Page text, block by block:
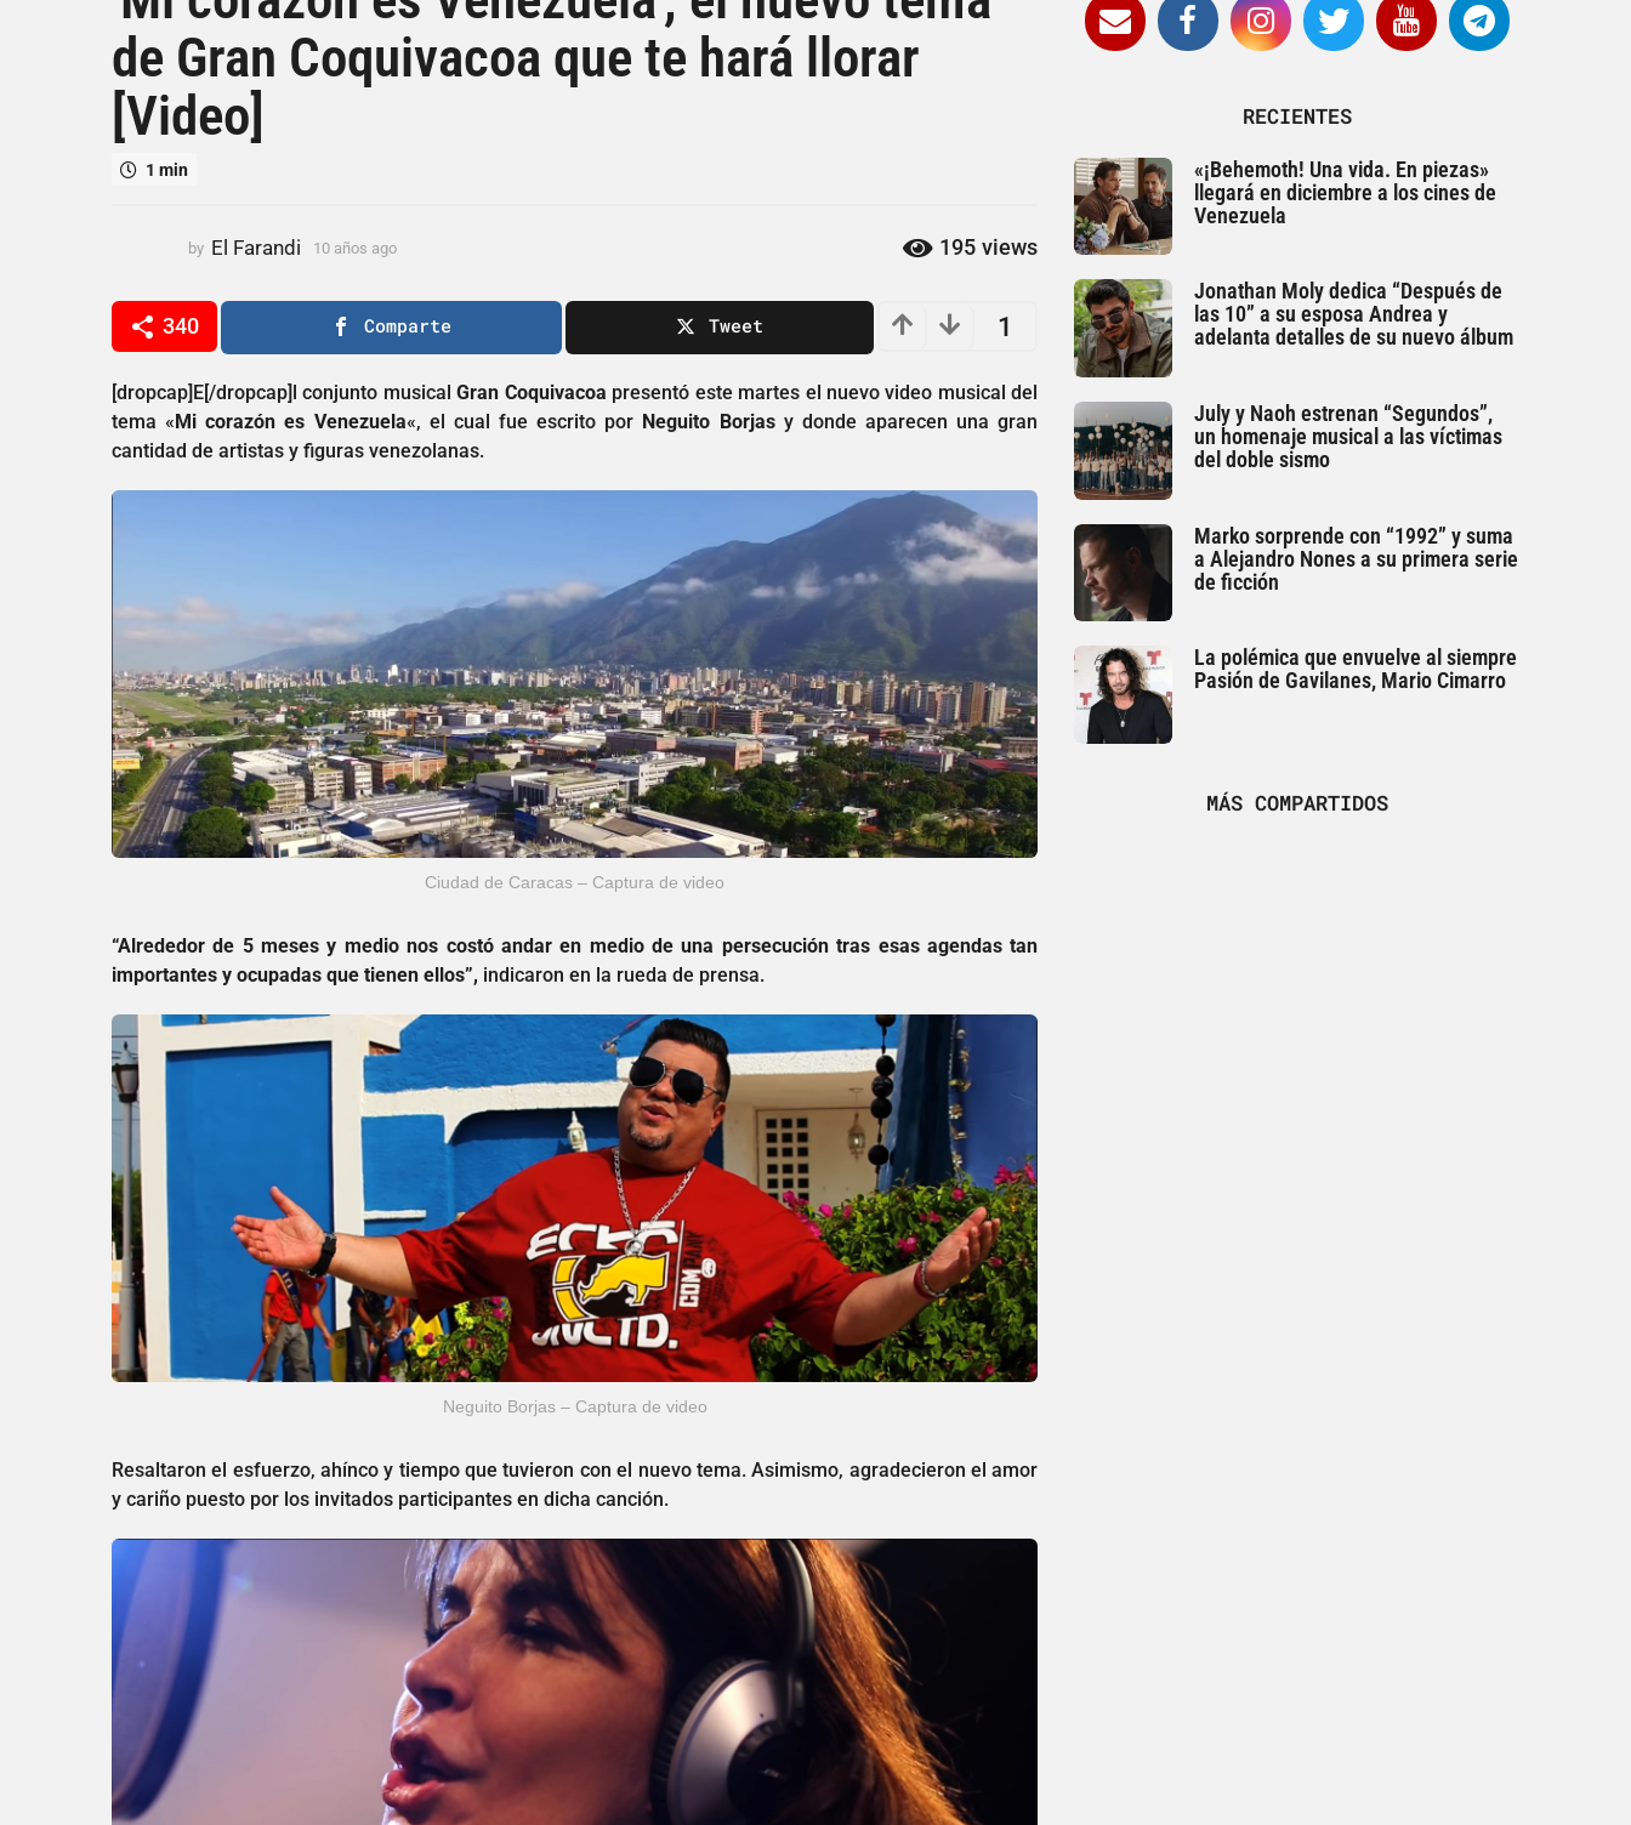
o
s
ñ
s
a
g
o
de Gran Coquivacoa que te hará llorar
[Video]
1 min
by El Farandi 10 años ago
o
a
o
195 views
340 1
Comparte Tweet
[dropcap]E[/dropcap]l conjunto musicalGran Coquivacoa presentó este martes el nuevo video musical del
tema «Mi corazón es Venezuela«, el cual fue escrito por Neguito Borjasy donde aparecen una gran
cantidad de artistas y figuras venezolanas.
Ciudad de Caracas – Captura de video
“Alrededor de 5 meses y medio nos costó andar en medio de una persecución tras esas agendas tan
importantes y ocupadas que tienen ellos”, indicaron en la rueda de prensa.
Neguito Borjas – Captura de video
Resaltaron el esfuerzo, ahínco y tiempo que tuvieron con el nuevo tema. Asimismo, agradecieron el amor
y cariño puesto por los invitados participantes en dicha canción.
RECIENTES
«¡Behemoth! Una vida. En piezas»
llegará en diciembre a los cines de
Venezuela
Jonathan Moly dedica “Después de
las 10” a su esposa Andrea y
adelanta detalles de su nuevo álbum
July y Naoh estrenan “Segundos”,
un homenaje musical a las víctimas
del doble sismo
Marko sorprende con “1992” y suma
a Alejandro Nones a su primera serie
de ficción
La polémica que envuelve al siempre
Pasión de Gavilanes, Mario Cimarro
MÁS COMPARTIDOS